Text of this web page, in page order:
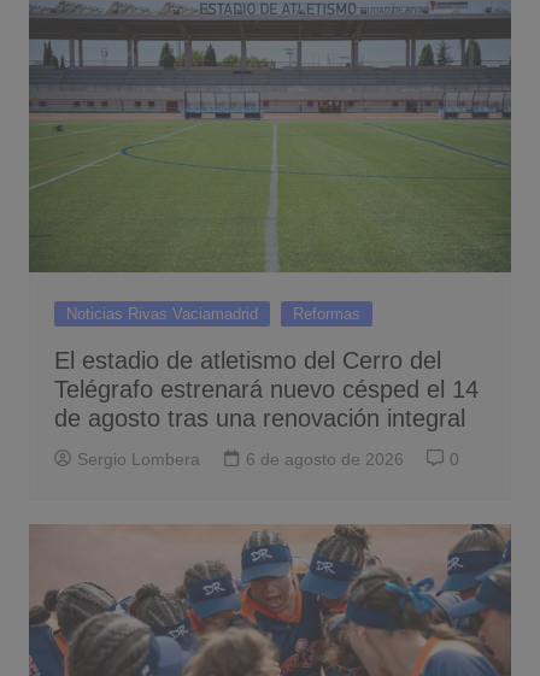
Noticias Rivas Vaciamadrid Reformas
El estadio de atletismo del Cerro del
Telégrafo estrenará nuevo césped el 14
de agosto tras una renovación integral
Sergio Lombera 6 de agosto de 2026 0